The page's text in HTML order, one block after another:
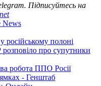
Підписуйтесь на
News
російському полоні
про супутники
робота ППО Росії
- Генштаб